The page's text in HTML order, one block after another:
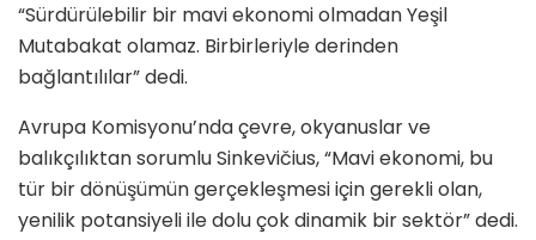
“Sürdürülebilir bir mavi ekonomi olmadan Yeşil
Mutabakat olamaz. Birbirleriyle derinden
bağlantılılar” dedi.
Avrupa Komisyonu’nda çevre, okyanuslar ve
balıkçılıktan sorumlu Sinkevičius, “Mavi ekonomi, bu
tür bir dönüşümün gerçekleşmesi için gerekli olan,
yenilik potansiyeli ile dolu çok dinamik bir sektör” dedi.